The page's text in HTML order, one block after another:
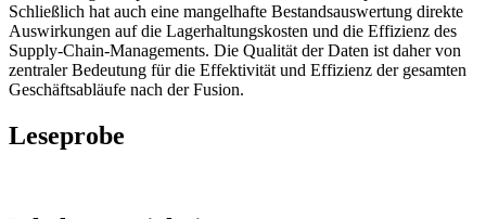
Schließlich hat auch eine mangelhafte Bestandsauswertung direkte
Auswirkungen auf die Lagerhaltungskosten und die Effizienz des
Supply-Chain-Managements. Die Qualität der Daten ist daher von
zentraler Bedeutung für die Effektivität und Effizienz der gesamten
Geschäftsabläufe nach der Fusion.
Leseprobe